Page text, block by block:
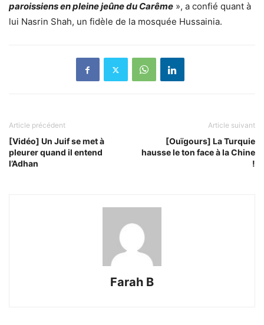
paroissiens en pleine jeûne du Carême », a confié quant à
lui Nasrin Shah, un fidèle de la mosquée Hussainia.
Article précédent
[Vidéo] Un Juif se met à
pleurer quand il entend
l’Adhan
Article suivant
[Ouïgours] La Turquie
hausse le ton face à la Chine
!
Farah B